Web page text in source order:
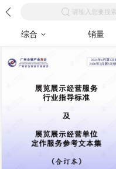
请输入您要搜
综合 销量